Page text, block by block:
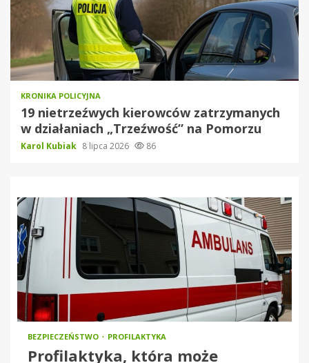
KRONIKA POLICYJNA
19 nietrzeźwych kierowców zatrzymanych
w działaniach „Trzeźwość” na Pomorzu
Karol Kubiak 8 lipca 2026 86
BEZPIECZEŃSTWO PROFILAKTYKA
Profilaktyka, która może